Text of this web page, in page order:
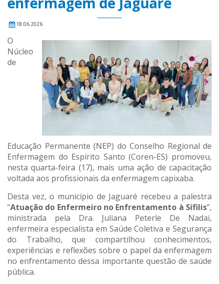
18.06.2026
O
Núcleo
de
Educação Permanente (NEP) do Conselho Regional de
Enfermagem do Espírito Santo (Coren-ES) promoveu,
nesta quarta-feira (17), mais uma ação de capacitação
voltada aos profissionais da enfermagem capixaba.
Desta vez, o município de Jaguaré recebeu a palestra
“Atuação do Enfermeiro no Enfrentamento à Sífilis”,
ministrada pela Dra. Juliana Peterle De Nadai,
enfermeira especialista em Saúde Coletiva e Segurança
do Trabalho, que compartilhou conhecimentos,
experiências e reflexões sobre o papel da enfermagem
no enfrentamento dessa importante questão de saúde
pública.